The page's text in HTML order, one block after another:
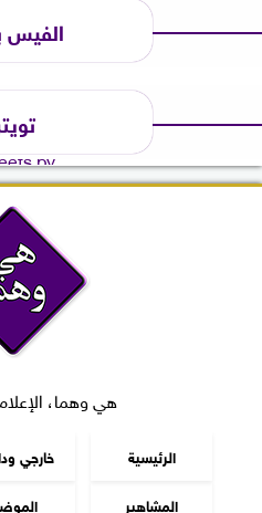
by
هي وهما،
الرئيسية خارجي
المشاهير